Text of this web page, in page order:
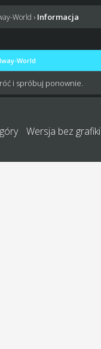
World › Informacja
World
i spróbuj ponownie.
Wersja bez grafiki